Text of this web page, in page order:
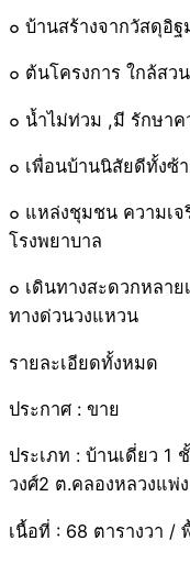
๐ บ้านสร้างจากวัสดุอิ
๐ ต้นโครงการ ใกล้สว
๐ น้ำไม่ท่วม ,มี รักษา
๐ เพื่อนบ้านนิสัยดีทั้งซ้
๐ แหล่งชุมชน ความเ
โรงพยาบาล
๐ เดินทางสะดวกหลา
ทางด่วนวงแหวน
รายละเอียดทั้งหมด
ประกาศ : ขาย
ประเภท : บ้านเดี่ยว 1
วงศ์2 ต.คลองหลวงแพ่
เนื้อที่ : 68 ตารางวา /